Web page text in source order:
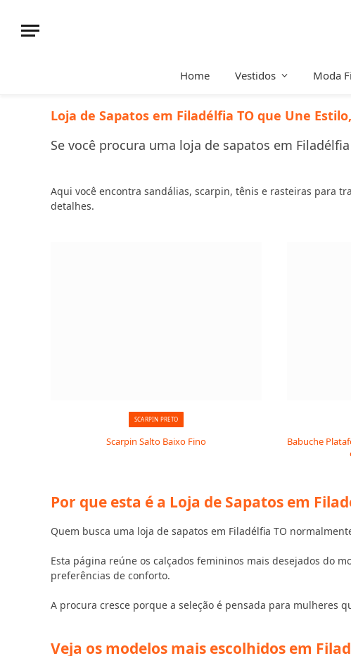
Home Vestidos Moda
Loja de Sapatos em Filadélfia TO que Une
Se você procura uma loja de sapatos em
Aqui você encontra sandálias, scarpin, tênis e rasteiras para
detalhes.
SCARPIN PRETO
Scarpin Salto Baixo Fino
Babuche
Por que esta é a Loja de Sapatos em
Quem busca uma loja de sapatos em Filadélfia TO
Esta página reúne os calçados femininos mais desejados do
preferências de conforto.
A procura cresce porque a seleção é pensada para mulheres
Veja os modelos mais escolhidos em